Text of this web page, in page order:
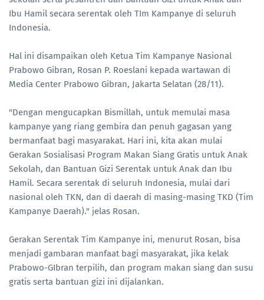
Ibu Hamil secara serentak oleh TIm Kampanye di seluruh
Indonesia.
Hal ini disampaikan oleh Ketua Tim Kampanye Nasional
Prabowo Gibran, Rosan P. Roeslani kepada wartawan di
Media Center Prabowo Gibran, Jakarta Selatan (28/11).
"Dengan mengucapkan Bismillah, untuk memulai masa
kampanye yang riang gembira dan penuh gagasan yang
bermanfaat bagi masyarakat. Hari ini, kita akan mulai
Gerakan Sosialisasi Program Makan Siang Gratis untuk Anak
Sekolah, dan Bantuan Gizi Serentak untuk Anak dan Ibu
Hamil. Secara serentak di seluruh Indonesia, mulai dari
nasional oleh TKN, dan di daerah di masing-masing TKD (Tim
Kampanye Daerah)." jelas Rosan.
Gerakan Serentak Tim Kampanye ini, menurut Rosan, bisa
menjadi gambaran manfaat bagi masyarakat, jika kelak
Prabowo-GIbran terpilih, dan program makan siang dan susu
gratis serta bantuan gizi ini dijalankan.